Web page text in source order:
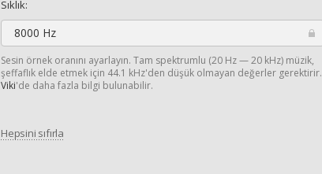
Sıklık:
8000 Hz
Sesin örnek oranını ayarlayın. Tam spektrumlu (20 Hz — 20 kHz) müzik,
şeffaflık elde etmek için 44.1 kHz'den düşük olmayan değerler gerektirir.
Viki'de daha fazla bilgi bulunabilir.
Hepsini sıfırla